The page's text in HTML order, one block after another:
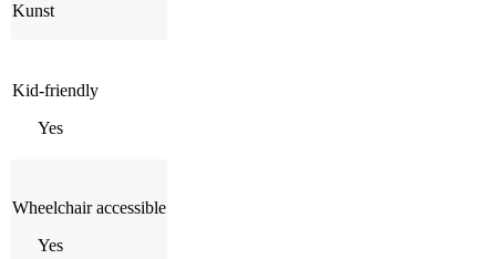
Kunst
Kid-friendly
Yes
Wheelchair accessible
Yes